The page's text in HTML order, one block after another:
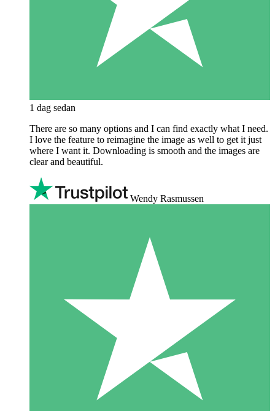
1 dag sedan
There are so many options and I can find exactly what I need.
I love the feature to reimagine the image as well to get it just
where I want it. Downloading is smooth and the images are
clear and beautiful.
Wendy Rasmussen